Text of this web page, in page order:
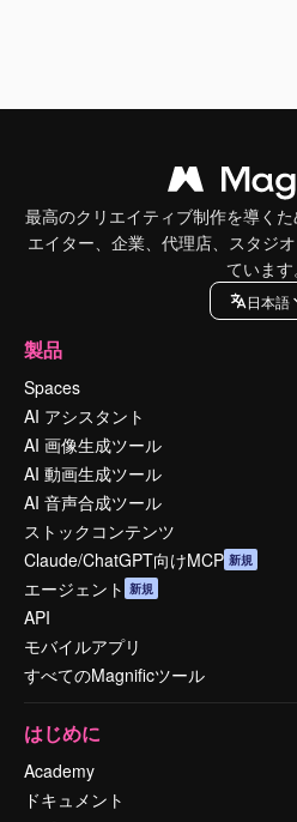
最高のクリエイティブ制作を導く
エイター、企業、代理店、スタジ
ています
日本語
製品
Spaces
AI アシスタント
AI 画像生成ツール
AI 動画生成ツール
AI 音声合成ツール
ストックコンテンツ
Claude/ChatGPT向けMCP 新規
エージェント 新規
API
モバイルアプリ
すべてのMagnificツール
はじめに
Academy
ドキュメント